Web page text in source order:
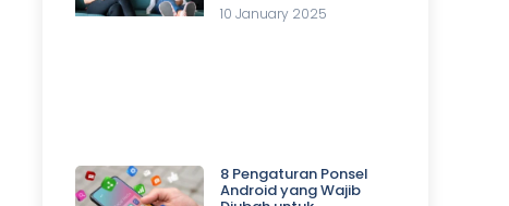
10 January 2025
8 Pengaturan Ponsel
Android yang Wajib